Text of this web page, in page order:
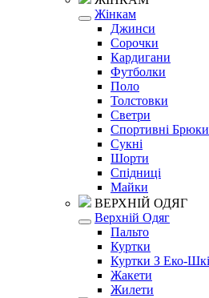
Жінкам
Джинси
Сорочки
Кардигани
Футболки
Поло
Толстовки
Светри
Спортивні Брюки
Сукні
Шорти
Спідниці
Майки
ВЕРХНІЙ ОДЯГ
Верхній Одяг
Пальто
Куртки
Куртки З Еко-
Жакети
Жилети